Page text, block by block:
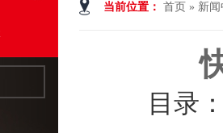
当前位置： 首页 » 新
目录